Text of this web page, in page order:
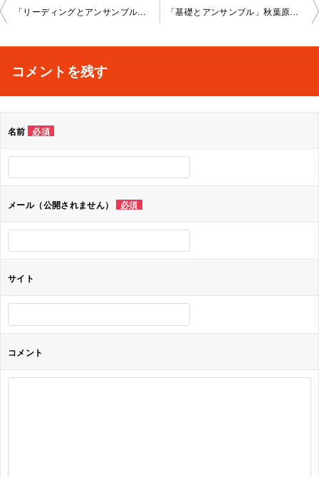
投
ビ
シ
ョ
ン
「リーディングとアンサンブル」新宿教室 2022-01-19-no0008-1028 「基礎とアンサンブル」秋葉原教室 2022-01-27-no0008-1027
コメントを残す
名前 必須
メール（公開されません） 必須
サイト
コメント